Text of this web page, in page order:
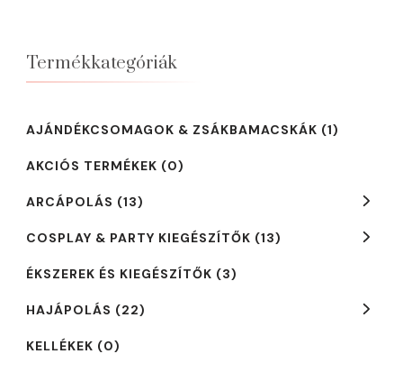
Termékkategóriák
AJÁNDÉKCSOMAGOK & ZSÁKBAMACSKÁK (1)
AKCIÓS TERMÉKEK (0)
ARCÁPOLÁS (13)
COSPLAY & PARTY KIEGÉSZÍTŐK (13)
ÉKSZEREK ÉS KIEGÉSZÍTŐK (3)
HAJÁPOLÁS (22)
KELLÉKEK (0)